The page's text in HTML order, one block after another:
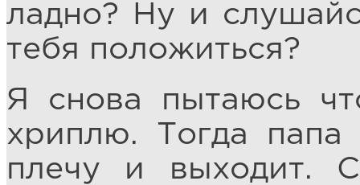
ладно? Ну и
тебя положиться?
Я снова пытаюсь
хриплю. Тогда папа
плечу и выходит.